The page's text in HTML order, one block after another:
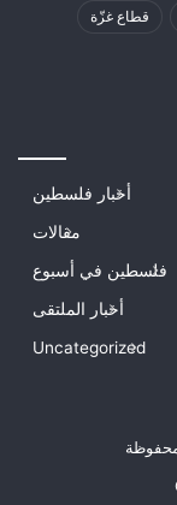
قطاع غزّة
أخبار فلسطين
مقالات
فلسطين في أسبوع
أخبار الملتقى
Uncategorized